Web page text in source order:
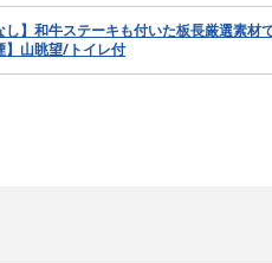
し】和牛ステーキも付いた板長厳選素材
】山眺望/トイレ付